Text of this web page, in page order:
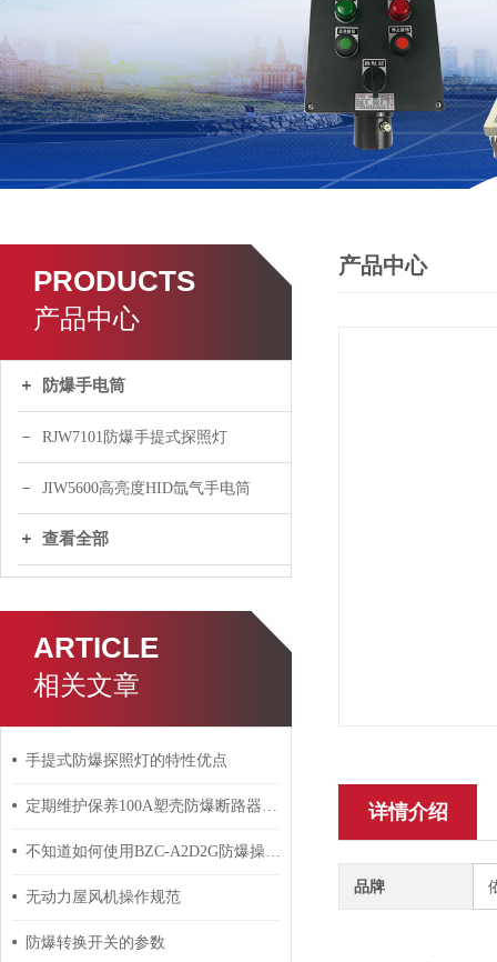
PRODUCTS
产品中心
防爆手电筒
RJW7101防爆手提式探照灯
JIW5600高亮度HID氙气手电筒
查看全部
ARTICLE
相关文章
手提式防爆探照灯的特性优点
定期维护保养100A塑壳防爆断路器能帮助用户正确管理
不知道如何使用BZC-A2D2G防爆操作柱？进来看
无动力屋风机操作规范
防爆转换开关的参数
产品中心
详情介绍
品牌